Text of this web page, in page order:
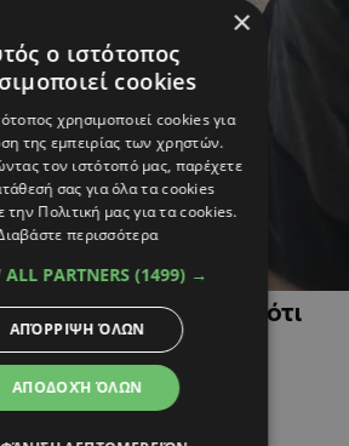
ισχυρίζονται ότι
τουρκικό drone
×
ο ιστότοπος
cookies
χρησιμοποιεί cookies για
της εμπειρίας των χρηστών.
τον ιστότοπό μας, παρέχετε
σας για όλα τα cookies
Πολιτική μας για τα cookies.
περισσότερα
PARTNERS (1499) →
ΑΠΟΔΟΧΉ ΌΛΩΝ
ΑΠΌΡΡΙΨΗ ΌΛΩΝ